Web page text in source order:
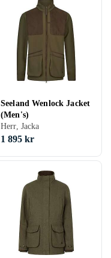
Seeland Wenlock Jacket
(Men's)
Herr, Jacka
1 895 kr